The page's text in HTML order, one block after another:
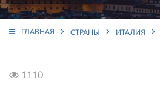
ГЛАВНАЯ СТРАНЫ ИТАЛИЯ
1110